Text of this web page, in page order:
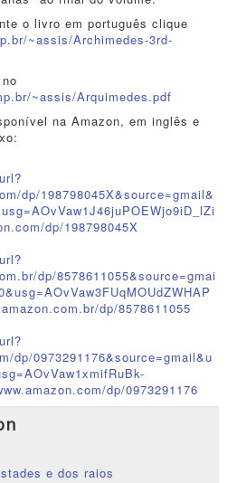
o livro em português clique
~assis/Archimedes-3rd-
~assis/Arquimedes.pdf
na Amazon, em inglês e
dp/198798045X&source=gmail&
dp/198798045X
dp/8578611055&source=gmai
dp/8578611055
dp/0973291176&source=gmail&u
dp/0973291176
e dos raios